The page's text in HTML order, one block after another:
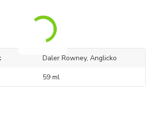
Daler Rowney, Anglicko
59 ml